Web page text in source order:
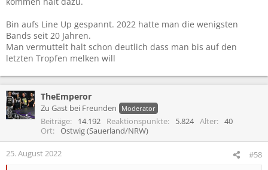
Bin aufs Line Up gespannt. 2022 hatte man die wenigsten
Bands seit 20 Jahren.
Man vermuttelt halt schon deutlich dass man bis auf den
letzten Tropfen melken will
TheEmperor
Zu Gast bei Freunden Moderator
Beiträge 14.192 Reaktionspunkte 5.824 Alter
40
Ort
Ostwig (Sauerland/NRW)
25. August 2022 #58